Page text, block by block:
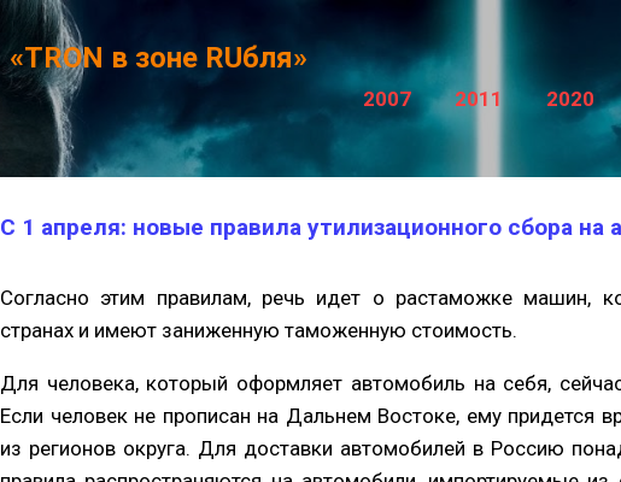
«TRON в зоне RUбля»
2007 2011 2020
С 1 апреля: новые правила утилизационного сбора на
Согласно этим правилам, речь идет о растаможке машин,
странах и имеют заниженную таможенную стоимость.
Для человека, который оформляет автомобиль на себя,
Если человек не прописан на Дальнем Востоке, ему придется
из регионов округа. Для доставки автомобилей в Россию